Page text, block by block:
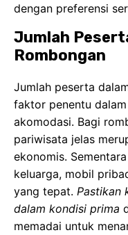
dengan preferensi
Jumlah
Rombongan
Jumlah peserta
faktor penentu
akomodasi. Bagi
pariwisata jelas
ekonomis.
keluarga, mobil
yang tepat. Pastikan
dalam kondisi prima
memadai untuk